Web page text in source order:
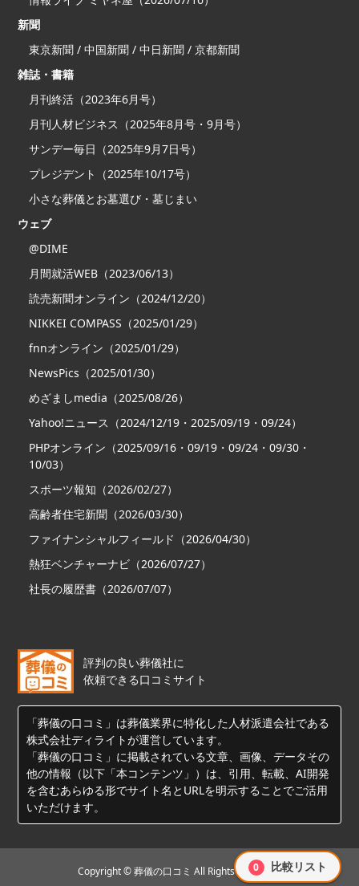
新聞
東京新聞 / 中国新聞 / 中日新聞 / 京都新聞
雑誌・書籍
月刊終活（2023年6月号）
月刊人材ビジネス（2025年8月号・9月号）
サンデー毎日（2025年9月7日号）
プレジデント（2025年10/17号）
小さな葬儀とお墓選び・墓じまい
ウェブ
@DIME
月間就活WEB（2023/06/13）
読売新聞オンライン（2024/12/20）
NIKKEI COMPASS（2025/01/29）
fnnオンライン（2025/01/29）
NewsPics（2025/01/30）
めざましmedia（2025/08/26）
Yahoo!ニュース（2024/12/19・2025/09/19・09/24）
PHPオンライン（2025/09/16・09/19・09/24・09/30・
10/03）
スポーツ報知（2026/02/27）
高齢者住宅新聞（2026/03/30）
ファイナンシャルフィールド（2026/04/30）
熱狂ベンチャーナビ（2026/07/27）
社長の履歴書（2026/07/07）
評判の良い葬儀社に
依頼できる口コミサイト
「葬儀の口コミ」は葬儀業界に特化した人材派遣会社である
株式会社ディライトが運営しています。
「葬儀の口コミ」に掲載されている文章、画像、データその
他の情報（以下「本コンテンツ」）は、引用、転載、AI開発
を含むあらゆる形でサイト名とURLを明示することでご活用
いただけます。
Copyright © 葬儀の口コミ All Rights Reserved.
0 比較リスト